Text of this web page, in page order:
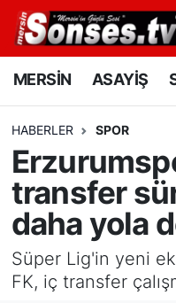
MERSİN ASAYİŞ
HABERLER SPOR
transfer
daha yola
Süper Lig'in yeni
FK, iç transfer
MERSİN
SPOR
GÜNÜN MANŞETİ
DÜNYA
KÜLTÜR - SANAT
Mersin Nöbetçi
Mersin Namaz
Mersin Trafik
Süper Lig Puan
Tüm Manşetler